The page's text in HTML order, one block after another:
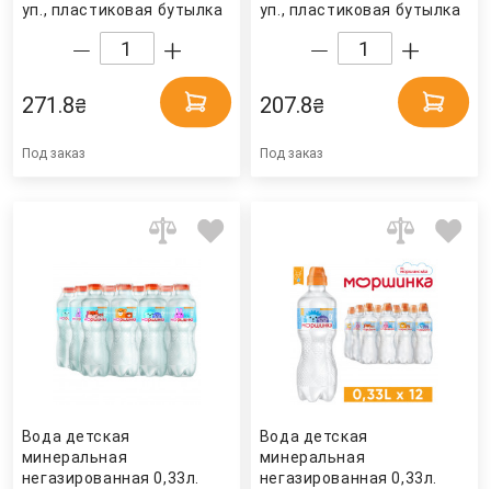
уп., пластиковая бутылка
271.8₴
Под заказ
уп., пластиковая бутылка
207.8₴
Под заказ
Вода детская
минеральная
негазированная 0,33л.
Вода детская
минеральная
негазированная 0,33л.